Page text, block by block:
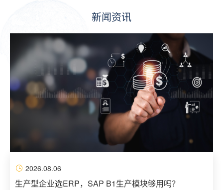
新闻资讯
2026.08.06
生产型企业选ERP，SAP B1生产模块够用吗？